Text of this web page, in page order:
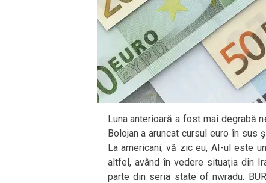
Luna anterioară a fost mai degrabă
Bolojan a aruncat cursul euro în sus
La americani, vă zic eu, AI-ul este
altfel, având în vedere situația din
parte din seria state of nwradu.